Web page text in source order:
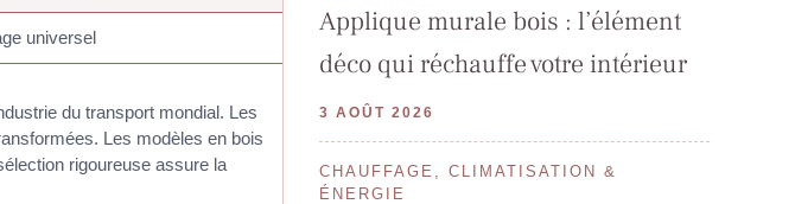
universel
du transport mondial. Les
Les modèles en bois
rigoureuse assure la
Applique murale bois : l’élément
déco qui réchauffe votre intérieur
3 AOÛT 2026
CHAUFFAGE, CLIMATISATION &
ÉNERGIE